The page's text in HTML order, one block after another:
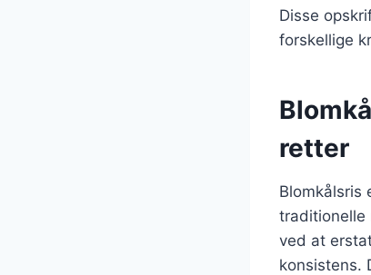
Disse
forskellige
retter
Blomkålsris
traditionelle
ved at
konsistens.